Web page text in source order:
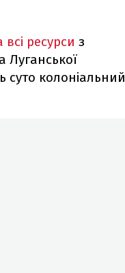
ресурси з
Луганської
суто колоніальний